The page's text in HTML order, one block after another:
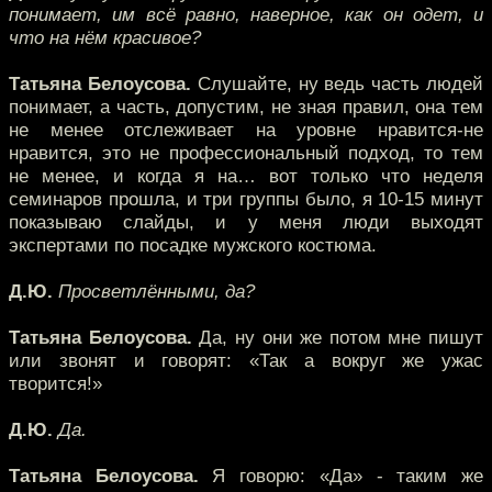
понимает, им всё равно, наверное, как он одет, и
что на нём красивое?
Татьяна Белоусова. Слушайте, ну ведь часть людей
понимает, а часть, допустим, не зная правил, она тем
не менее отслеживает на уровне нравится-не
нравится, это не профессиональный подход, то тем
не менее, и когда я на… вот только что неделя
семинаров прошла, и три группы было, я 10-15 минут
показываю слайды, и у меня люди выходят
экспертами по посадке мужского костюма.
Д.Ю. Просветлёнными, да?
Татьяна Белоусова. Да, ну они же потом мне пишут
или звонят и говорят: «Так а вокруг же ужас
творится!»
Д.Ю. Да.
Татьяна Белоусова. Я говорю: «Да» - таким же